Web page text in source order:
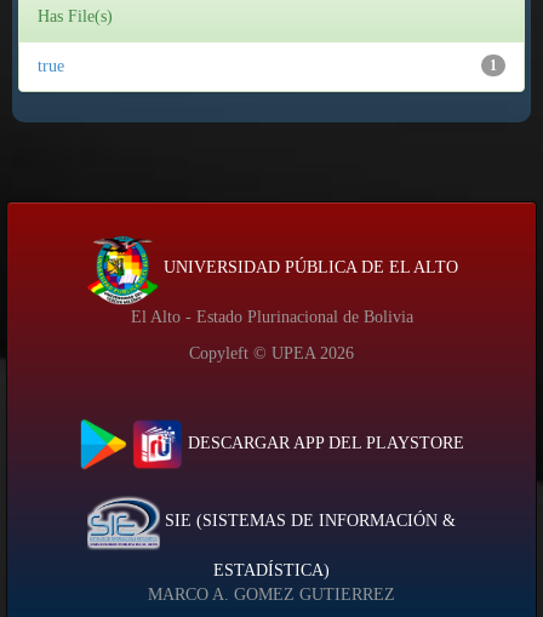
Has File(s)
1
true
UNIVERSIDAD PÚBLICA DE EL ALTO
El Alto - Estado Plurinacional de Bolivia
Copyleft © UPEA 2026
DESCARGAR APP DEL PLAYSTORE
SIE (SISTEMAS DE INFORMACIÓN &
ESTADÍSTICA)
MARCO A. GOMEZ GUTIERREZ